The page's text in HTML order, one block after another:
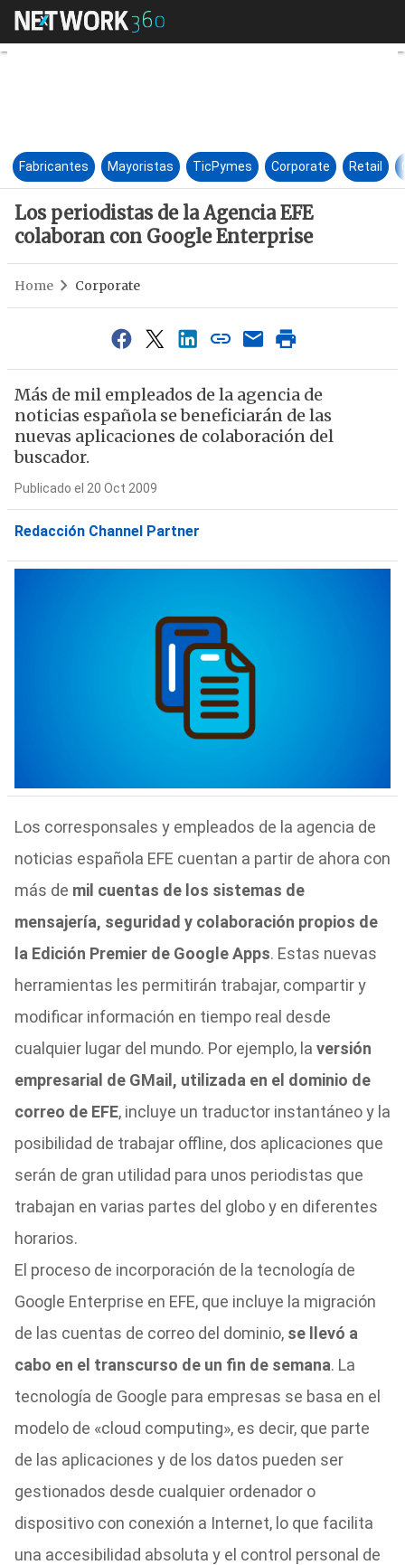
Los periodistas de la Agencia
Fabricantes Mayoristas TicPymes Corporate Retail
Los periodistas de la Agencia EFE
colaboran con Google Enterprise
Home Corporate
Más de mil empleados de la agencia de
noticias española se beneficiarán de las
nuevas aplicaciones de colaboración del
buscador.
Publicado el 20 Oct 2009
Redacción Channel Partner
Los corresponsales y empleados de la agencia de
noticias española EFE cuentan a partir de ahora con
más de mil cuentas de los sistemas de
mensajería, seguridad y colaboración propios de
la Edición Premier de Google Apps. Estas nuevas
herramientas les permitirán trabajar, compartir y
modificar información en tiempo real desde
cualquier lugar del mundo. Por ejemplo, la versión
empresarial de GMail, utilizada en el dominio de
correo de EFE, incluye un traductor instantáneo y la
posibilidad de trabajar offline, dos aplicaciones que
serán de gran utilidad para unos periodistas que
trabajan en varias partes del globo y en diferentes
horarios.
El proceso de incorporación de la tecnología de
Google Enterprise en EFE, que incluye la migración
de las cuentas de correo del dominio, se llevó a
cabo en el transcurso de un fin de semana. La
tecnología de Google para empresas se basa en el
modelo de «cloud computing», es decir, que parte
de las aplicaciones y de los datos pueden ser
gestionados desde cualquier ordenador o
dispositivo con conexión a Internet, lo que facilita
una accesibilidad absoluta y el control personal de